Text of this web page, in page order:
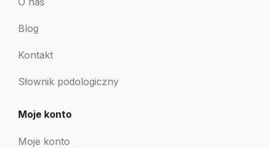
Blog
Kontakt
Słownik podologiczny
Moje konto
Moje konto